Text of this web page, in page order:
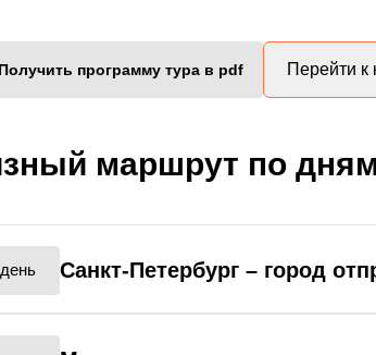
Получить программу тура в pdf Перейти к
маршрут по
Санкт-Петербург – город